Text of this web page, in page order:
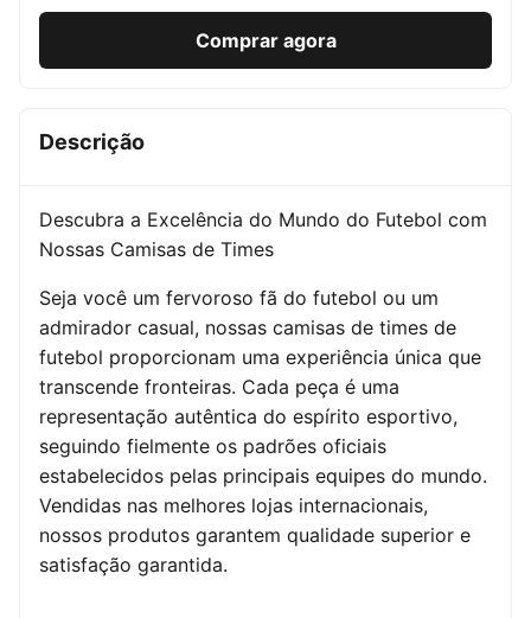
Comprar agora
Descrição
Descubra a Excelência do Mundo do Futebol com
Nossas Camisas de Times
Seja você um fervoroso fã do futebol ou um
admirador casual, nossas camisas de times de
futebol proporcionam uma experiência única que
transcende fronteiras. Cada peça é uma
representação autêntica do espírito esportivo,
seguindo fielmente os padrões oficiais
estabelecidos pelas principais equipes do mundo.
Vendidas nas melhores lojas internacionais,
nossos produtos garantem qualidade superior e
satisfação garantida.